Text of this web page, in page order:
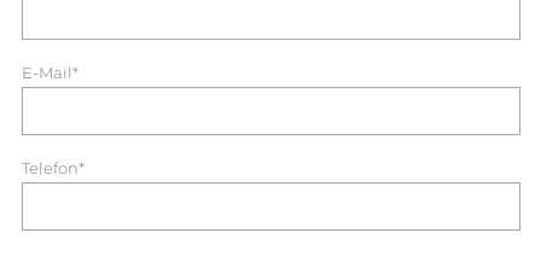
E-Mail*
Telefon*